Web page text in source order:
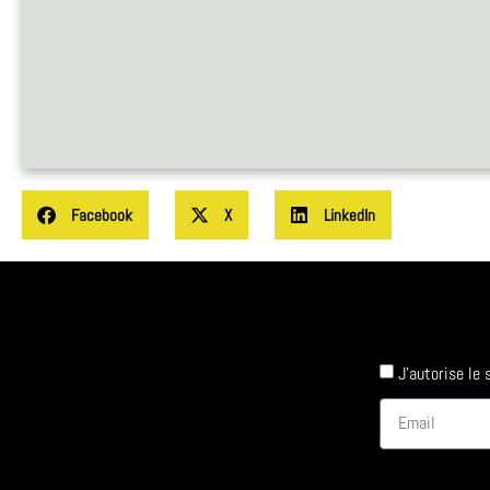
Facebook X LinkedIn
J'autorise le